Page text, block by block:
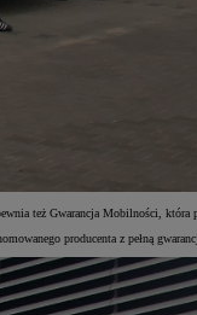
też Gwarancja Mobilności,
producenta z pełną